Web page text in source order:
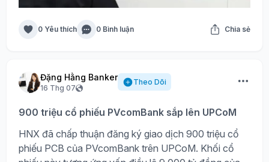
0 Yêu thích 0 Bình luận Chia sẻ
Đặng Hằng Banker
16 Thg 07
Theo Dõi
900 triệu cổ phiếu PVcomBank sắp lên UPCoM
HNX đã chấp thuận đăng ký giao dịch 900 triệu cổ
phiếu PCB của PVcomBank trên UPCoM. Khối cổ